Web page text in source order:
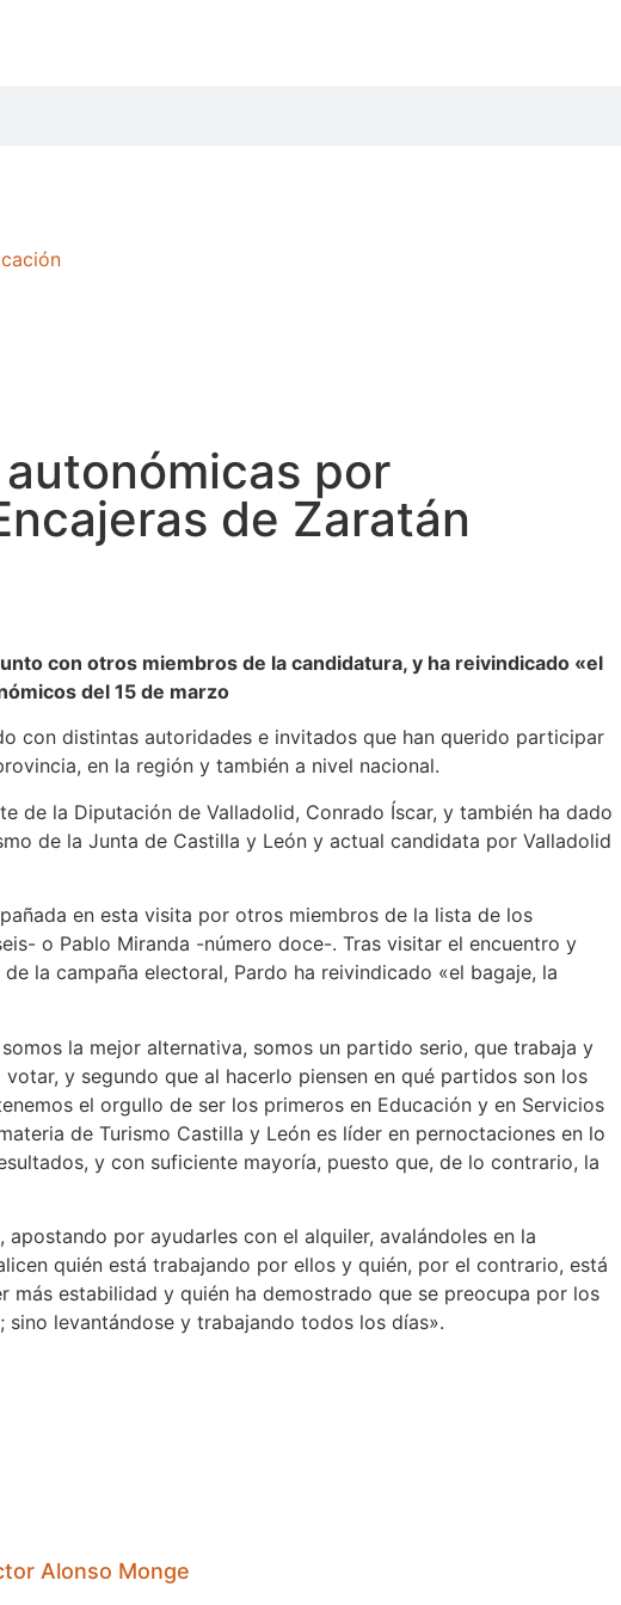
por
de Zaratán
con otros miembros de la candidatura, y ha reivindicado «el
del 15 de marzo
con distintas autoridades e invitados que han querido participar
en la región y también a nivel nacional.
de la Diputación de Valladolid, Conrado Íscar, y también ha dado
de la Junta de Castilla y León y actual candidata por Valladolid
en esta visita por otros miembros de la lista de los
o Pablo Miranda -número doce-. Tras visitar el encuentro y
la campaña electoral, Pardo ha reivindicado «el bagaje, la
la mejor alternativa, somos un partido serio, que trabaja y
y segundo que al hacerlo piensen en qué partidos son los
el orgullo de ser los primeros en Educación y en Servicios
de Turismo Castilla y León es líder en pernoctaciones en lo
y con suficiente mayoría, puesto que, de lo contrario, la
por ayudarles con el alquiler, avalándoles en la
quién está trabajando por ellos y quién, por el contrario, está
estabilidad y quién ha demostrado que se preocupa por los
levantándose y trabajando todos los días».
Alonso Monge